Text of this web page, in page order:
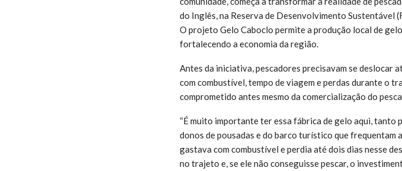
do Inglês, na Reserva de Desenvolvimento Sustentável
O projeto Gelo Caboclo permite a produção local de
fortalecendo a economia da região.
Antes da iniciativa, pescadores precisavam se
com combustível, tempo de viagem e perdas durante o
comprometido antes mesmo da comercialização do
“É muito importante ter essa fábrica de gelo aqui, tanto
donos de pousadas e do barco turístico que frequentam
gastava com combustível e perdia até dois dias nesse
no trajeto e, se ele não conseguisse pescar, o